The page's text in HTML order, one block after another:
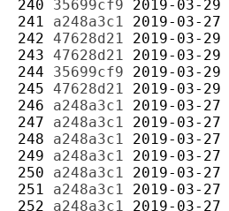
240 35699cf9 2019-03-29
241 a248a3c1 2019-03-27
242 47628d21 2019-03-29
243 47628d21 2019-03-29
244 35699cf9 2019-03-29
245 47628d21 2019-03-29
246 a248a3c1 2019-03-27
247 a248a3c1 2019-03-27
248 a248a3c1 2019-03-27
249 a248a3c1 2019-03-27
250 a248a3c1 2019-03-27
251 a248a3c1 2019-03-27
252 a248a3c1 2019-03-27